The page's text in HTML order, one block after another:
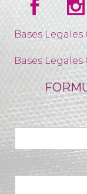
Bases
Bases